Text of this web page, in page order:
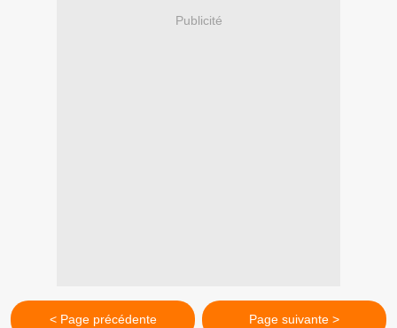
Publicité
< Page précédente Page suivante >